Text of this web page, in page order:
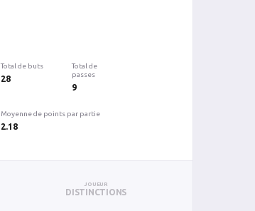
Total de buts
28
Total de
passes
9
Moyenne de points par partie
2.18
JOUEUR
DISTINCTIONS